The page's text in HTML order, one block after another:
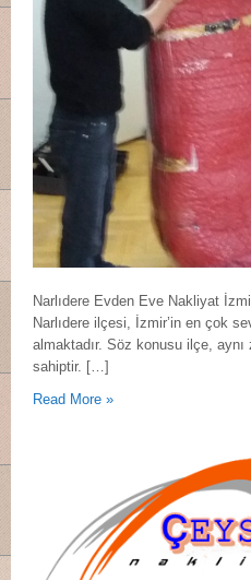
Narlıdere Evden Eve Nakliyat
Narlıdere ilçesi, İzmir’in en çok
almaktadır. Söz konusu ilçe,
sahiptir. […]
Read More »